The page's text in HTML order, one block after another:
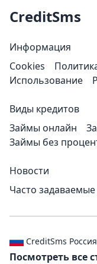
CreditSms
Информация
Cookies
Использование
Виды кредитов
Займы онлайн
Займы без
Новости
Часто
CreditSms Россия
Посмотреть все